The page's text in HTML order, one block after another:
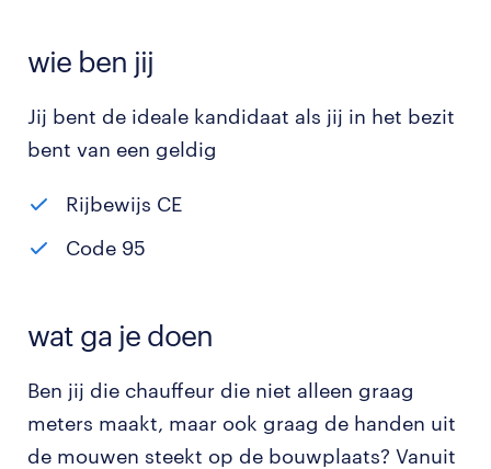
wie ben jij
Jij bent de ideale kandidaat als jij in het bezit
bent van een geldig
Rijbewijs CE
Code 95
wat ga je doen
Ben jij die chauffeur die niet alleen graag
meters maakt, maar ook graag de handen uit
de mouwen steekt op de bouwplaats? Vanuit